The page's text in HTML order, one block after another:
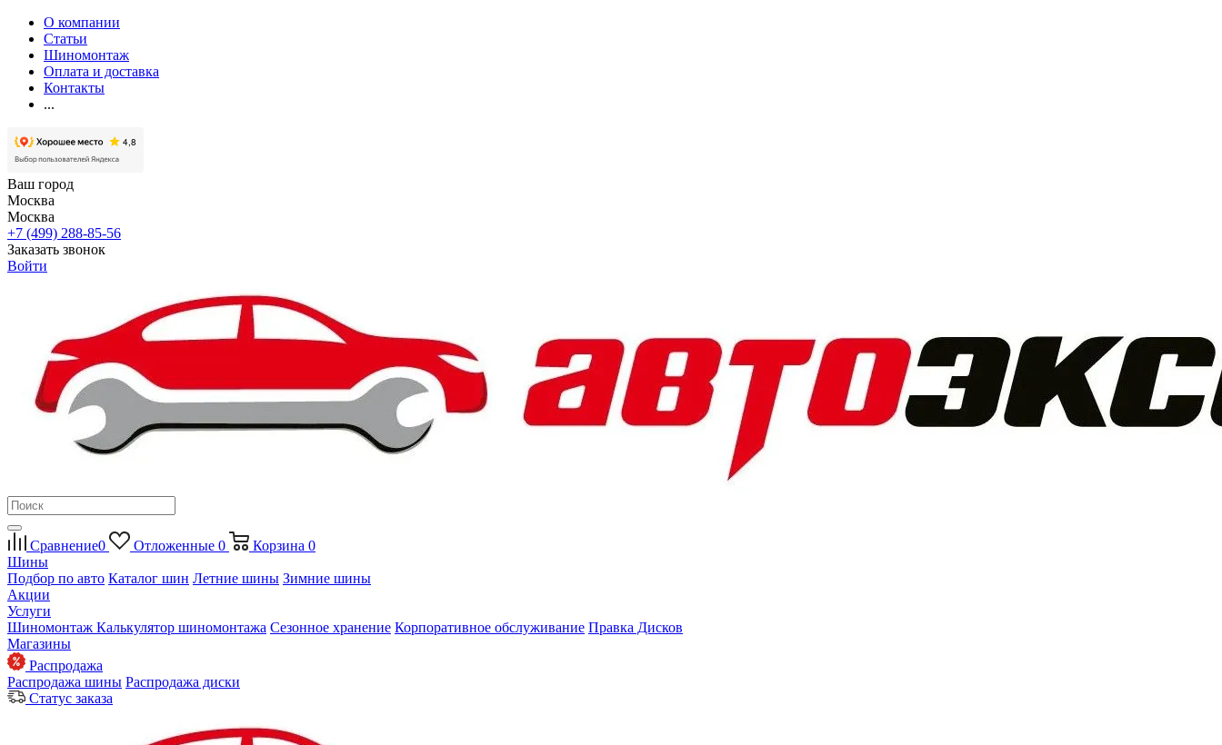
О компании
Статьи
Шиномонтаж
Оплата и доставка
Контакты
...
Ваш город
Москва
Москва
+7 (499) 288-85-56
Заказать звонок
Войти
Сравнение0 Отложенные 0 Корзина 0
Шины
Подбор по авто Каталог шин Летние шины Зимние шины
Акции
Услуги
Шиномонтаж Калькулятор шиномонтажа Сезонное хранение Корпоративное обслуживание Правка Дисков
Магазины
Распродажа
Распродажа шины Распродажа диски
Статус заказа